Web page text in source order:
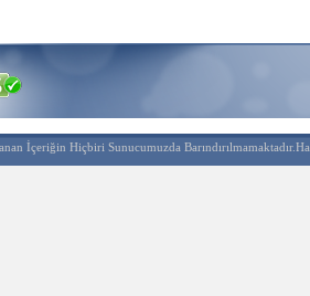
İçeriğin Hiçbiri Sunucumuzda